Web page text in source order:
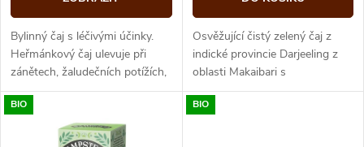
u
k
t
d
u
k
Bylinný čaj s léčivými účinky.
Heřmánkový čaj ulevuje při
zánětech, žaludečních potížích,
zklidňuje a pomáhá
harmonizovat psychickou i
fyzickou...
Osvěžující čistý zelený čaj z
indické provincie Darjeeling z
oblasti Makaibari s
detoxifikačními účinky bohatý
na antioxidanty,
BIO BIO